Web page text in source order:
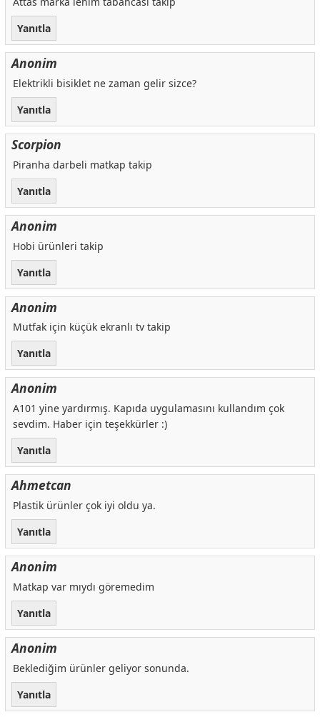
Yanıtla
Anonim
Elektrikli bisiklet ne zaman gelir sizce?
Yanıtla
Scorpion
Piranha darbeli matkap takip
Yanıtla
Anonim
Hobi ürünleri takip
Yanıtla
Anonim
Mutfak için küçük ekranlı tv takip
Yanıtla
Anonim
A101 yine yardırmış. Kapıda uygulamasını kullandım çok
sevdim. Haber için teşekkürler :)
Yanıtla
Ahmetcan
Plastik ürünler çok iyi oldu ya.
Yanıtla
Anonim
Matkap var mıydı göremedim
Yanıtla
Anonim
Beklediğim ürünler geliyor sonunda.
Yanıtla